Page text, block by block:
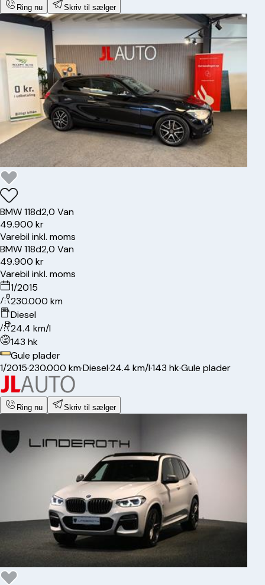
Ring nu Skriv til sælger
BMW118d2,0 Van
49.900 kr
Varebil inkl. moms
BMW118d2,0 Van
49.900 kr
Varebil inkl. moms
1/2015
230.000 km
Diesel
24.4 km/l
143 hk
Gule plader
1/2015·230.000 km·Diesel·24.4 km/l·143 hk·Gule plader
Ring nu Skriv til sælger